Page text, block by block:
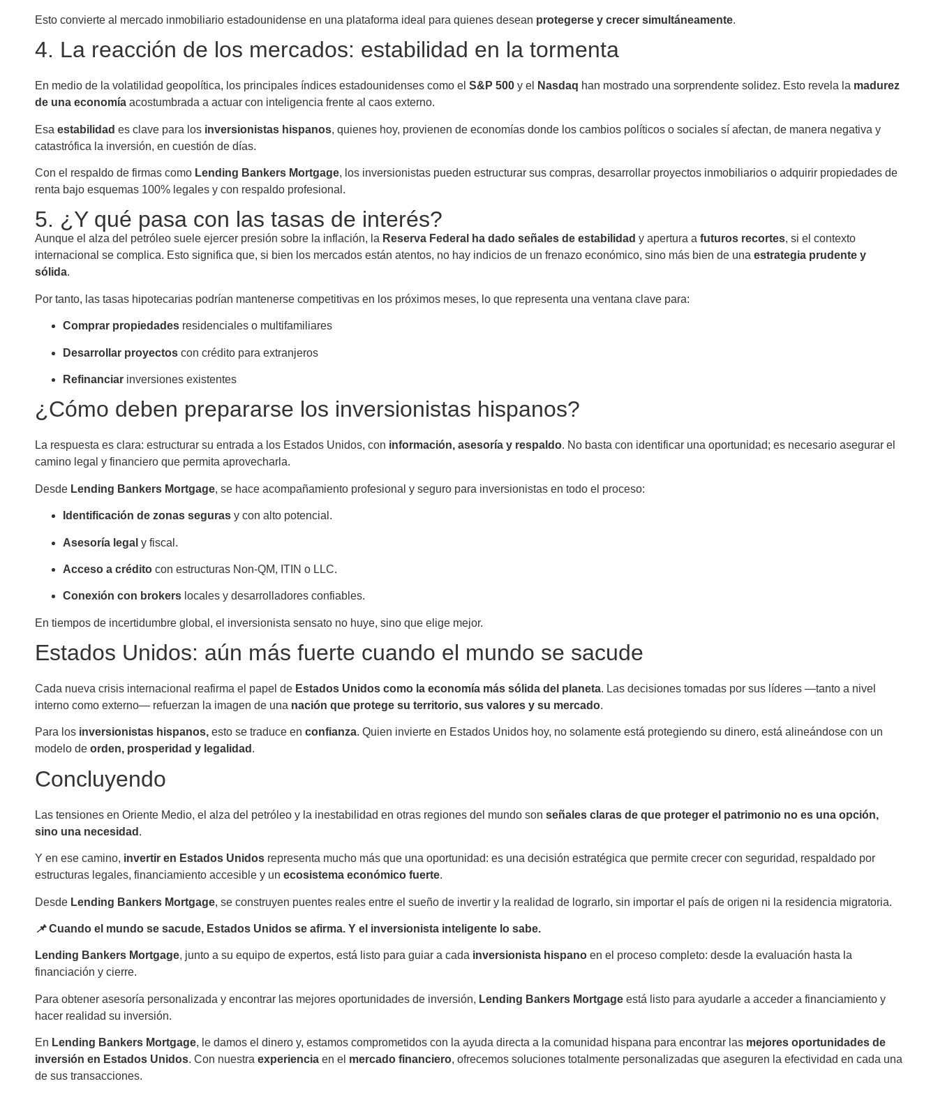
Esto convierte al mercado inmobiliario estadounidense en una plataforma ideal para quienes desean protegerse y crecer simultáneamente.
4. La reacción de los mercados: estabilidad en la tormenta
En medio de la volatilidad geopolítica, los principales índices estadounidenses como el S&P 500 y el Nasdaq han mostrado una sorprendente solidez. Esto revela la madurez
de una economía acostumbrada a actuar con inteligencia frente al caos externo.
Esa estabilidad es clave para los inversionistas hispanos, quienes hoy, provienen de economías donde los cambios políticos o sociales sí afectan, de manera negativa y
catastrófica la inversión, en cuestión de días.
Con el respaldo de firmas como Lending Bankers Mortgage, los inversionistas pueden estructurar sus compras, desarrollar proyectos inmobiliarios o adquirir propiedades de
renta bajo esquemas 100% legales y con respaldo profesional.
5. ¿Y qué pasa con las tasas de interés?
Aunque el alza del petróleo suele ejercer presión sobre la inflación, la Reserva Federal ha dado señales de estabilidad y apertura a futuros recortes, si el contexto
internacional se complica. Esto significa que, si bien los mercados están atentos, no hay indicios de un frenazo económico, sino más bien de una estrategia prudente y
sólida.
Por tanto, las tasas hipotecarias podrían mantenerse competitivas en los próximos meses, lo que representa una ventana clave para:
Comprar propiedades residenciales o multifamiliares
Desarrollar proyectos con crédito para extranjeros
Refinanciar inversiones existentes
¿Cómo deben prepararse los inversionistas hispanos?
La respuesta es clara: estructurar su entrada a los Estados Unidos, con información, asesoría y respaldo. No basta con identificar una oportunidad; es necesario asegurar el
camino legal y financiero que permita aprovecharla.
Desde Lending Bankers Mortgage, se hace acompañamiento profesional y seguro para inversionistas en todo el proceso:
Identificación de zonas seguras y con alto potencial.
Asesoría legal y fiscal.
Acceso a crédito con estructuras Non-QM, ITIN o LLC.
Conexión con brokers locales y desarrolladores confiables.
En tiempos de incertidumbre global, el inversionista sensato no huye, sino que elige mejor.
Estados Unidos: aún más fuerte cuando el mundo se sacude
Cada nueva crisis internacional reafirma el papel de Estados Unidos como la economía más sólida del planeta. Las decisiones tomadas por sus líderes —tanto a nivel
interno como externo— refuerzan la imagen de una nación que protege su territorio, sus valores y su mercado.
Para los inversionistas hispanos, esto se traduce en confianza. Quien invierte en Estados Unidos hoy, no solamente está protegiendo su dinero, está alineándose con un
modelo de orden, prosperidad y legalidad .
Concluyendo
Las tensiones en Oriente Medio, el alza del petróleo y la inestabilidad en otras regiones del mundo son señales claras de que proteger el patrimonio no es una opción,
sino una necesidad .
Y en ese camino, invertir en Estados Unidos representa mucho más que una oportunidad: es una decisión estratégica que permite crecer con seguridad, respaldado por
estructuras legales, financiamiento accesible y un ecosistema económico fuerte.
Desde Lending Bankers Mortgage, se construyen puentes reales entre el sueño de invertir y la realidad de lograrlo, sin importar el país de origen ni la residencia migratoria.
📌Cuando el mundo se sacude, Estados Unidos se afirma. Y el inversionista inteligente lo sabe.
Lending Bankers Mortgage, junto a su equipo de expertos, está listo para guiar a cada inversionista hispano en el proceso completo: desde la evaluación hasta la
financiación y cierre.
Para obtener asesoría personalizada y encontrar las mejores oportunidades de inversión, Lending Bankers Mortgage está listo para ayudarle a acceder a financiamiento y
hacer realidad su inversión.
En Lending Bankers Mortgage, le damos el dinero y, estamos comprometidos con la ayuda directa a la comunidad hispana para encontrar las mejores oportunidades de
inversión en Estados Unidos. Con nuestra experiencia en el mercado financiero, ofrecemos soluciones totalmente personalizadas que aseguren la efectividad en cada una
de sus transacciones.